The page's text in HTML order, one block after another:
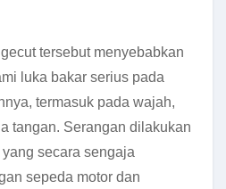
tersebut menyebabkan
luka bakar serius pada
termasuk pada wajah,
tangan. Serangan dilakukan
secara sengaja
sepeda motor dan